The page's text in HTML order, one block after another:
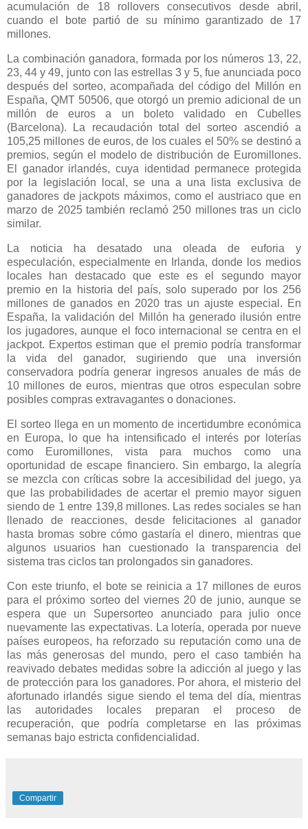
acumulación de 18 rollovers consecutivos desde abril,
cuando el bote partió de su mínimo garantizado de 17
millones.
La combinación ganadora, formada por los números 13, 22,
23, 44 y 49, junto con las estrellas 3 y 5, fue anunciada poco
después del sorteo, acompañada del código del Millón en
España, QMT 50506, que otorgó un premio adicional de un
millón de euros a un boleto validado en Cubelles
(Barcelona). La recaudación total del sorteo ascendió a
105,25 millones de euros, de los cuales el 50% se destinó a
premios, según el modelo de distribución de Euromillones.
El ganador irlandés, cuya identidad permanece protegida
por la legislación local, se una a una lista exclusiva de
ganadores de jackpots máximos, como el austriaco que en
marzo de 2025 también reclamó 250 millones tras un ciclo
similar.
La noticia ha desatado una oleada de euforia y
especulación, especialmente en Irlanda, donde los medios
locales han destacado que este es el segundo mayor
premio en la historia del país, solo superado por los 256
millones de ganados en 2020 tras un ajuste especial. En
España, la validación del Millón ha generado ilusión entre
los jugadores, aunque el foco internacional se centra en el
jackpot. Expertos estiman que el premio podría transformar
la vida del ganador, sugiriendo que una inversión
conservadora podría generar ingresos anuales de más de
10 millones de euros, mientras que otros especulan sobre
posibles compras extravagantes o donaciones.
El sorteo llega en un momento de incertidumbre económica
en Europa, lo que ha intensificado el interés por loterías
como Euromillones, vista para muchos como una
oportunidad de escape financiero. Sin embargo, la alegría
se mezcla con críticas sobre la accesibilidad del juego, ya
que las probabilidades de acertar el premio mayor siguen
siendo de 1 entre 139,8 millones. Las redes sociales se han
llenado de reacciones, desde felicitaciones al ganador
hasta bromas sobre cómo gastaría el dinero, mientras que
algunos usuarios han cuestionado la transparencia del
sistema tras ciclos tan prolongados sin ganadores.
Con este triunfo, el bote se reinicia a 17 millones de euros
para el próximo sorteo del viernes 20 de junio, aunque se
espera que un Supersorteo anunciado para julio once
nuevamente las expectativas. La lotería, operada por nueve
países europeos, ha reforzado su reputación como una de
las más generosas del mundo, pero el caso también ha
reavivado debates medidas sobre la adicción al juego y las
de protección para los ganadores. Por ahora, el misterio del
afortunado irlandés sigue siendo el tema del día, mientras
las autoridades locales preparan el proceso de
recuperación, que podría completarse en las próximas
semanas bajo estricta confidencialidad.
Compartir